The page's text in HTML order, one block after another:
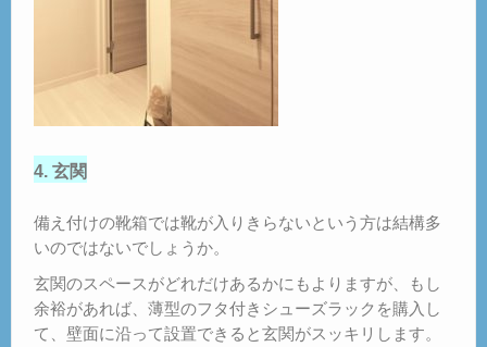
4. 玄関
備え付けの靴箱では靴が入りきらないという方は結構多
いのではないでしょうか。
玄関のスペースがどれだけあるかにもよりますが、もし
余裕があれば、薄型のフタ付きシューズラックを購入し
て、壁面に沿って設置できると玄関がスッキリします。